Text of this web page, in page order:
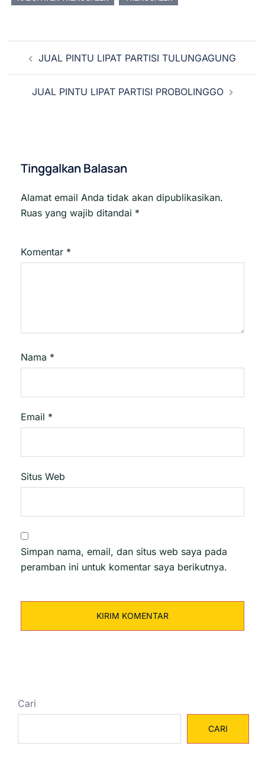
TulisanJUAL PINTU LIPAT PARTISI TULUNGAGUNG
JUAL PINTU LIPAT PARTISI PROBOLINGGO
Tinggalkan Balasan
Alamat email Anda tidak akan dipublikasikan.
Ruas yang wajib ditandai *
Komentar *
Nama *
Email *
Situs Web
Simpan nama, email, dan situs web saya pada
peramban ini untuk komentar saya berikutnya.
Cari
CARI